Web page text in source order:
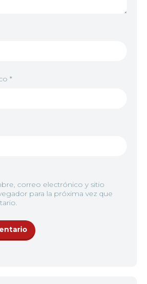
*
correo electrónico y sitio
para la próxima vez que